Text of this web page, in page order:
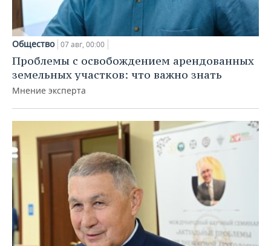
Общество 07 авг, 00:00
Проблемы с освобождением арендованных
земельных участков: что важно знать
Мнение эксперта